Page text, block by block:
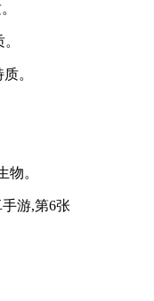
。
物。